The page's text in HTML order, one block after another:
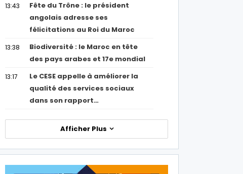
13:43
Fête du Trône : le président
angolais adresse ses
félicitations au Roi du Maroc
13:38
Biodiversité : le Maroc en tête
des pays arabes et 17e mondial
13:17
Le CESE appelle à améliorer la
qualité des services sociaux
dans son rapport…
Afficher Plus